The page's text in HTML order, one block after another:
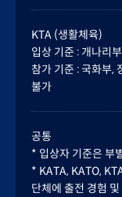
KTA (생활체육)
입상 기준 : 개나리
참가 기준 : 국화부,
불가
공통
* 입상자 기준은 부
* KATA, KATO,
단체에 출전 경험